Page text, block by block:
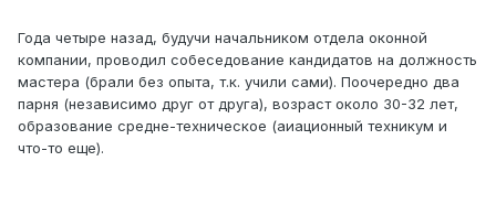
Года четыре назад, будучи начальником отдела оконной
компании, проводил собеседование кандидатов на должность
мастера (брали без опыта, т.к. учили сами). Поочередно два
парня (независимо друг от друга), возраст около 30-32 лет,
образование средне-техническое (аиационный техникум и
что-то еще).